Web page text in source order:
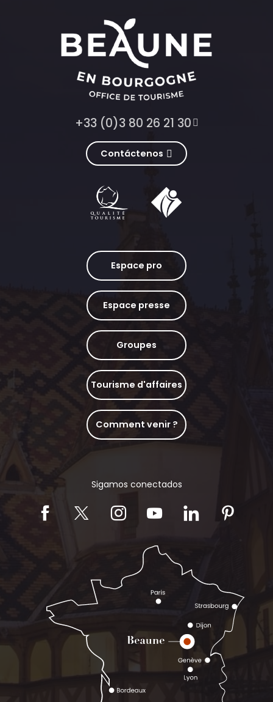
+33 (0)3 80 26 21 30
Contáctenos
Espace pro
Espace presse
Groupes
Tourisme d'affaires
Comment venir ?
Sigamos conectados